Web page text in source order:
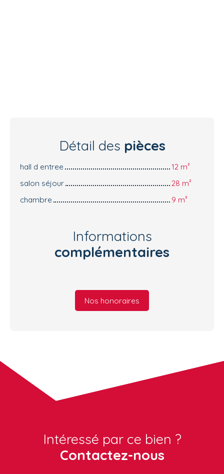
Détail des pièces
hall d entree
12 m²
salon séjour
28 m²
chambre
9 m²
Informations
complémentaires
Nos honoraires
Intéressé par ce bien ?
Contactez-nous